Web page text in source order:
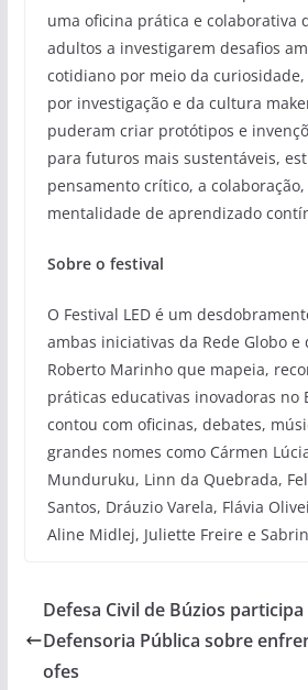
uma oficina prática e colaborativa
adultos a investigarem desafios
cotidiano por meio da
por investigação e da cultura
puderam criar protótipos e
para futuros mais sustentáveis,
pensamento crítico, a
mentalidade de aprendizado
Sobre o festival
O Festival LED é um
ambas iniciativas da Rede Globo e
Roberto Marinho que mapeia,
práticas educativas inovadoras no
contou com oficinas, debates,
grandes nomes como Cármen
Munduruku, Linn da Quebrada,
Santos, Dráuzio Varela, Flávia
Aline Midlej, Juliette Freire e
Defesa Civil de Búzios
Defensoria Pública sobre
ofes